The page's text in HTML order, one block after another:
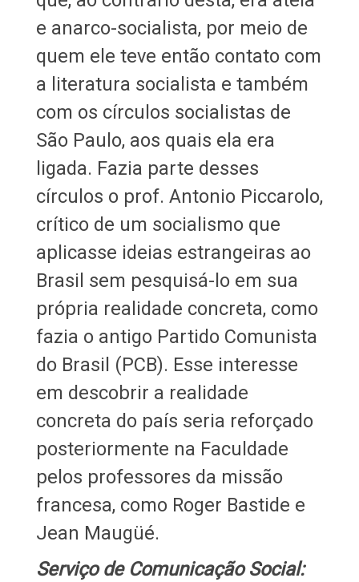
e anarco-socialista, por meio de
quem ele teve então contato com
a literatura socialista e também
com os círculos socialistas de
São Paulo, aos quais ela era
ligada. Fazia parte desses
círculos o prof. Antonio Piccarolo,
crítico de um socialismo que
aplicasse ideias estrangeiras ao
Brasil sem pesquisá-lo em sua
própria realidade concreta, como
fazia o antigo Partido Comunista
do Brasil (PCB). Esse interesse
em descobrir a realidade
concreta do país seria reforçado
posteriormente na Faculdade
pelos professores da missão
francesa, como Roger Bastide e
Jean Maugüé.
Serviço de Comunicação Social: